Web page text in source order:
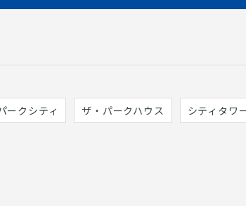
ークシティ ザ・パークハウス シティタワ